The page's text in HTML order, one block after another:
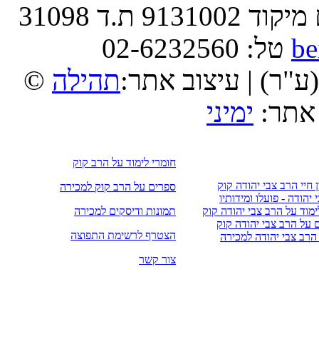
בית הרב | רחוב הרב קוק 9 ירושלים מיקוד 9131002 ת.ד 31098
(ע"ר) | עיצוב אתר:תהילה
אתר: ימיני
חיי הרב צבי יהודה קוק
יהודה - פועלו ומידותיו
על הרב צבי יהודה קוק
על הרב צבי יהודה קוק
הרב צבי יהודה למכירה
חומרי לימוד על הרב קוק
ספרים על הרב קוק למכירה
תמונות ודיסקים למכירה
הצטרף לרשימת התפוצה
צור קשר